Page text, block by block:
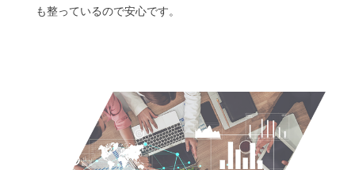
も整っているので安心です。